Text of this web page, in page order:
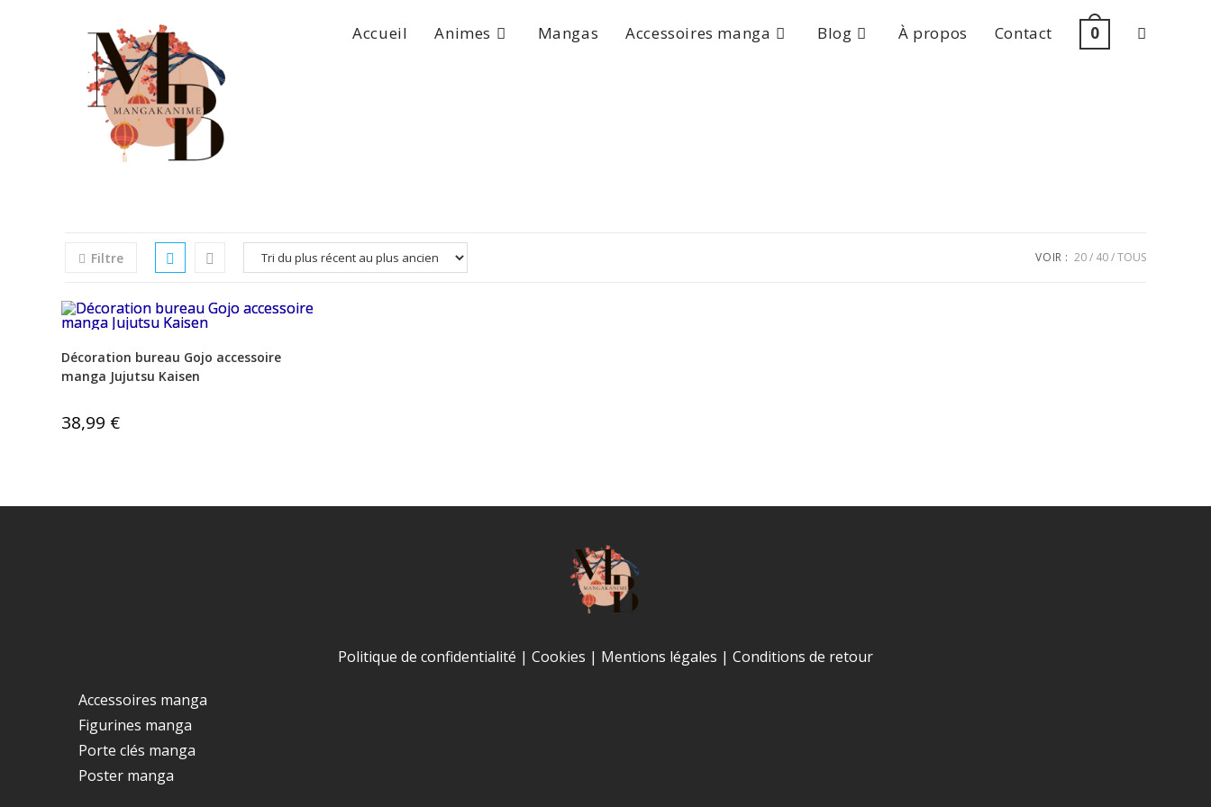
Accueil Animes Mangas Accessoires manga Blog À propos Contact 0 Toggle
Filtre VOIR : 20 40 TOUS
Décoration bureau Gojo accessoire
manga Jujutsu Kaisen
38,99 €
Politique de confidentialité | Cookies | Mentions légales | Conditions de retour
Accessoires manga
Figurines manga
Porte clés manga
Poster manga